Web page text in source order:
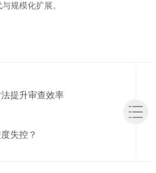
规模化扩展。
提升审查效率
失控？